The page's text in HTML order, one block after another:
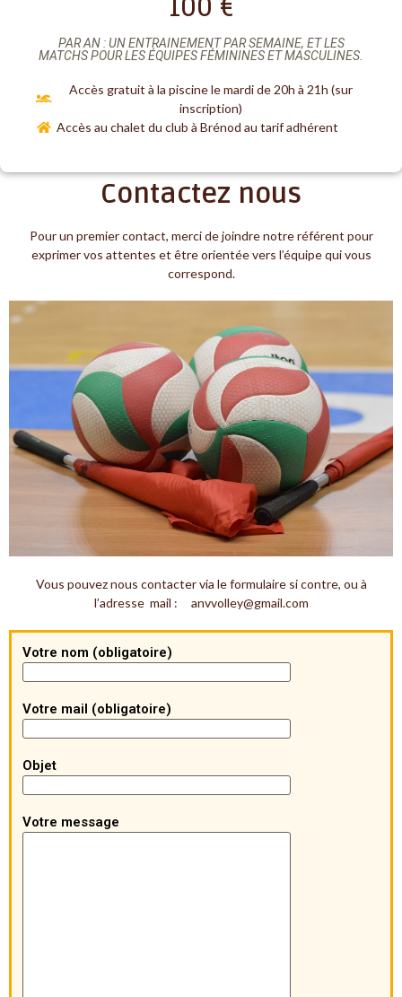
PAR AN : UN ENTRAINEMENT PAR SEMAINE, ET LES
MATCHS POUR LES ÉQUIPES FÉMININES ET MASCULINES.
Accès gratuit à la piscine le mardi de 20h à 21h (sur
inscription)
Accès au chalet du club à Brénod au tarif adhérent
Contactez nous
Pour un premier contact, merci de joindre notre référent pour
exprimer vos attentes et être orientée vers l’équipe qui vous
correspond.
Vous pouvez nous contacter via le formulaire si contre, ou à
l’adresse mail : anvvolley@gmail.com
Votre nom (obligatoire)
Votre mail (obligatoire)
Objet
Votre message